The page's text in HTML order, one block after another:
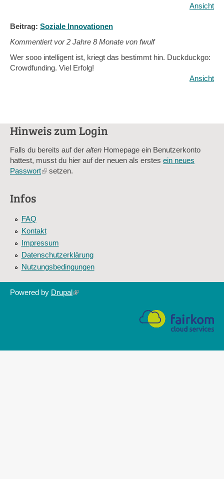
Ansicht
Beitrag: Soziale Innovationen
Kommentiert vor2 Jahre 8 Monate von fwulf
Wer sooo intelligent ist, kriegt das bestimmt hin. Duckduckgo:
Crowdfunding. Viel Erfolg!
Ansicht
Hinweis zum Login
Falls du bereits auf der alten Homepage ein Benutzerkonto
hattest, musst du hier auf der neuen als erstes ein neues
Passwort(linksetzen.
Infos
FAQ
Kontakt
Impressum
Datenschutzerklärung
Nutzungsbedingungen
Powered by Drupal(link